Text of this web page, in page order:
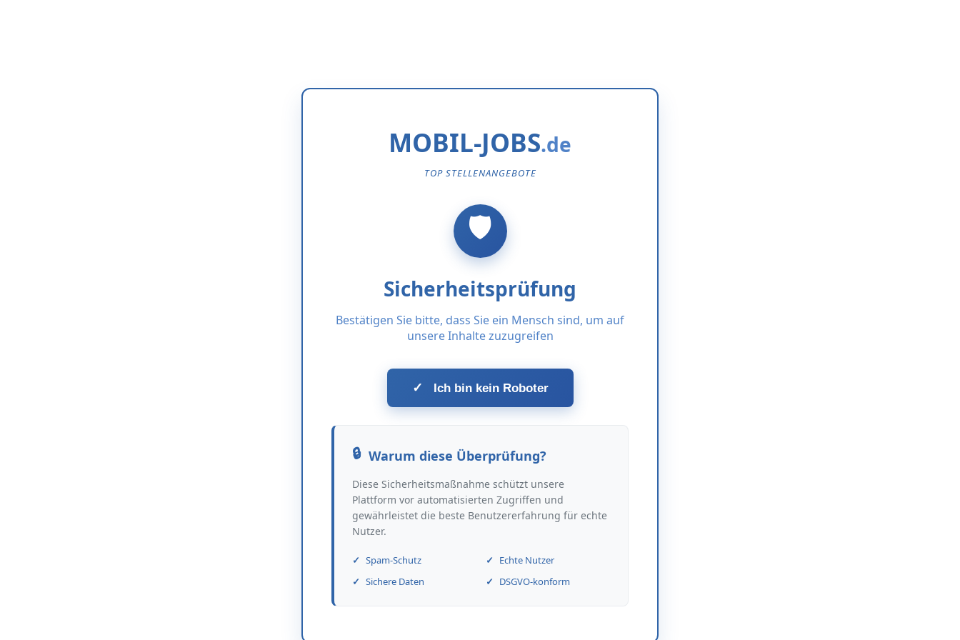
MOBIL-JOBS
TOP STELLENANGEBOTE
Sicherheitsprüfung
Bestätigen Sie bitte, dass Sie ein Mensch sind, um auf
unsere Inhalte zuzugreifen
✓ Ich bin kein Roboter
Warum diese Überprüfung?
Diese Sicherheitsmaßnahme schützt unsere
Plattform vor automatisierten Zugriffen und
gewährleistet die beste Benutzererfahrung für echte
Nutzer.
Spam-Schutz
Echte Nutzer
Sichere Daten
DSGVO-konform